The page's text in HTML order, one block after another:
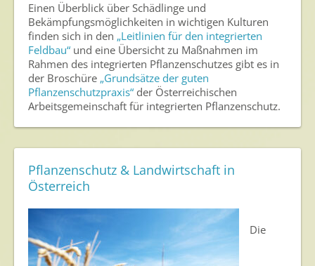
Einen Überblick über Schädlinge und
Bekämpfungsmöglichkeiten in wichtigen Kulturen
finden sich in den „Leitlinien für den integrierten
Feldbau“ und eine Übersicht zu Maßnahmen im
Rahmen des integrierten Pflanzenschutzes gibt es in
der Broschüre „Grundsätze der guten
Pflanzenschutzpraxis“ der Österreichischen
Arbeitsgemeinschaft für integrierten Pflanzenschutz.
Pflanzenschutz & Landwirtschaft in
Österreich
Die